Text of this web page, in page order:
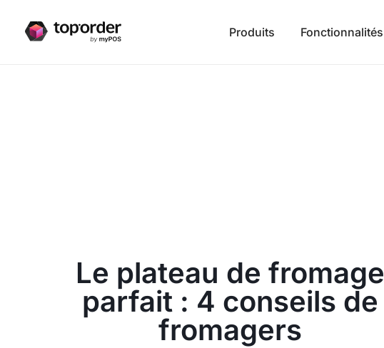
Produits Fonctionnalités
Le plateau de fromage
parfait : 4 conseils de
fromagers